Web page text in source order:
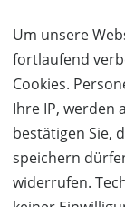
Um unsere
fortlaufend
Cookies.
Ihre IP, werden
bestätigen Sie,
speichern
widerrufen.
159,-